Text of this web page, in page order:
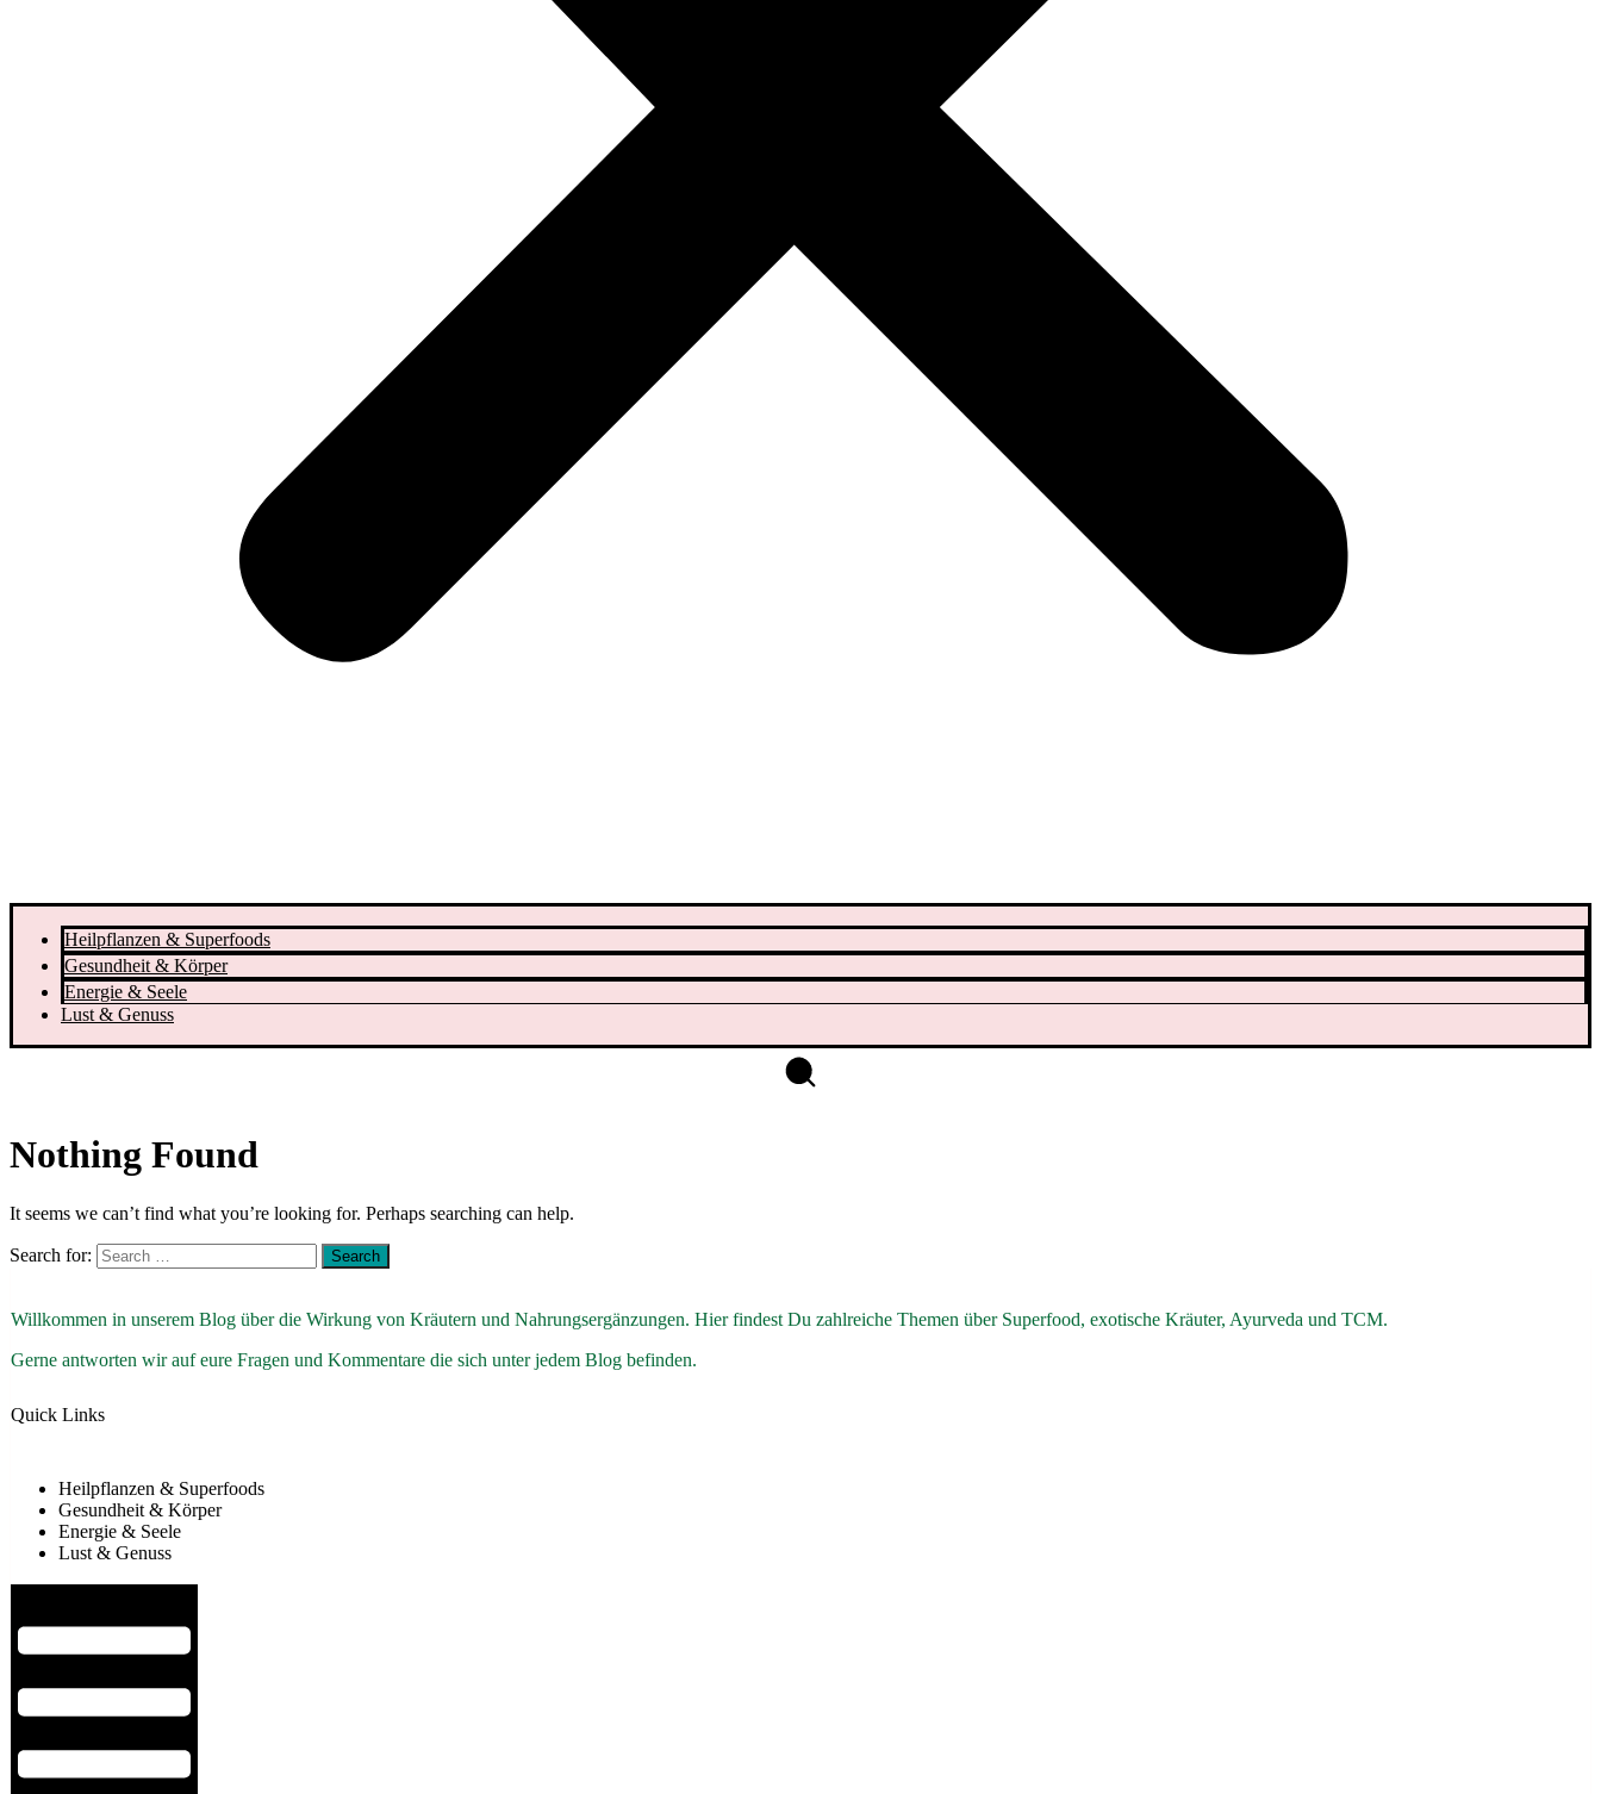
Heilpflanzen & Superfoods
Gesundheit & Körper
Energie & Seele
Lust & Genuss
Nothing Found
It seems we can’t find what you’re looking for. Perhaps searching can help.
Search for:
Willkommen in unserem Blog über die Wirkung von Kräutern und Nahrungsergänzungen. Hier findest Du zahlreiche Themen über Superfood, exotische Kräuter, Ayurveda und TCM.
Gerne antworten wir auf eure Fragen und Kommentare die sich unter jedem Blog befinden.
Quick Links
Heilpflanzen & Superfoods
Gesundheit & Körper
Energie & Seele
Lust & Genuss